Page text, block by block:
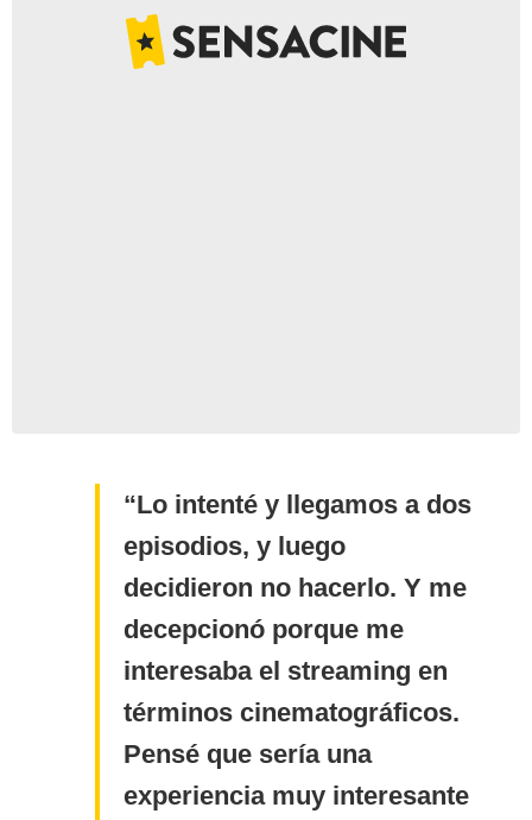
Lo intenté y llegamos a dos
episodios, y luego
decidieron no hacerlo. Y me
decepcionó porque me
interesaba el streaming en
términos cinematográficos.
Pensé que sería una
experiencia muy interesante